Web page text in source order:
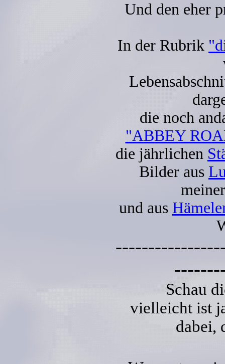
Und den eher
In der Rubrik
die noch
"ABBEY
die jährlichen
Bilder aus
und aus
Schau
vielleicht ist
dabei,